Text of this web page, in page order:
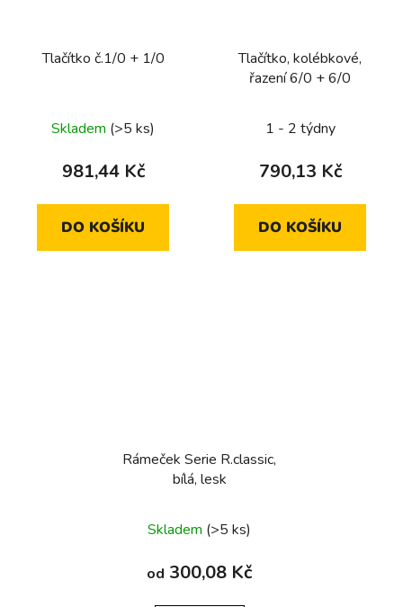
Tlačítko č.1/0 + 1/0
Skladem (>5 ks)
981,44 Kč
DO KOŠÍKU
Tlačítko, kolébkové,
řazení 6/0 + 6/0
1 - 2 týdny
790,13 Kč
DO KOŠÍKU
Rámeček Serie R.classic,
bílá, lesk
Skladem (>5 ks)
od 300,08 Kč